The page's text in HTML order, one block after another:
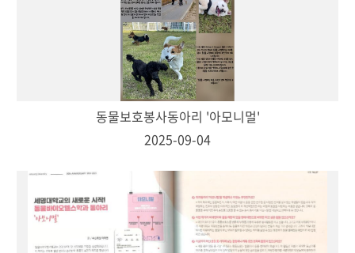
동물보호봉사동아리 '아모니멀'
2025-09-04